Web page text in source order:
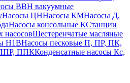
ВВН вакуумные
Насосы ЦННасосы КМНасосы Д,
Насосы консольные КСтанции
насосовШестеренчатые масляные
Н1ВНасосы песковые П, ПР, ПК,
ППККонденсатные насосы Кс,